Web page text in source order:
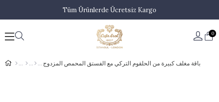
Tüm Ürünlerde Ücretsiz Kargo
0
باقة مغلف كبيرة من الحلقوم التركي مع الفستق المحمص المزدوج